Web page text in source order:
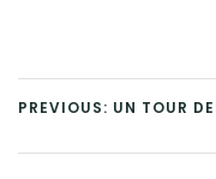
PREVIOUS: UN TOUR